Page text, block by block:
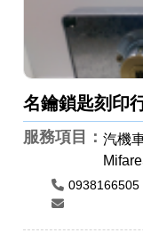
名鑰鎖匙刻印
服務項目：汽機
色列
0938166505